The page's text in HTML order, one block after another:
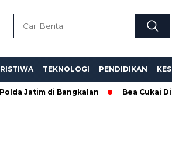
TEKNOLOGI PENDIDIKAN
Bangkalan Bea Cukai Dinilai Tutup